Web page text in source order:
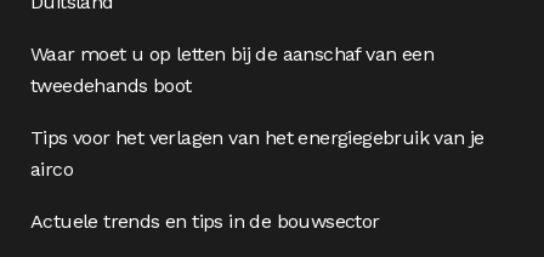
Waar moet u op letten bij de aanschaf van een
tweedehands boot
Tips voor het verlagen van het energiegebruik van je
airco
Actuele trends en tips in de bouwsector